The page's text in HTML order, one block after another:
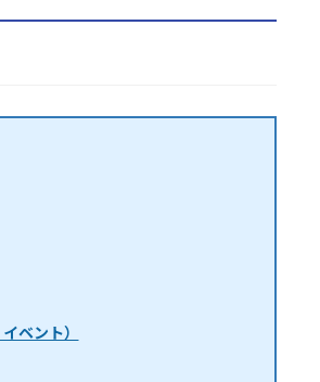
ベント）